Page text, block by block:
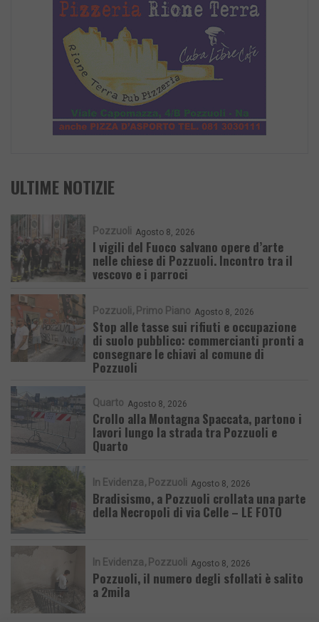
ULTIME NOTIZIE
Pozzuoli Agosto 8, 2026
I vigili del Fuoco salvano opere d’arte
nelle chiese di Pozzuoli. Incontro tra il
vescovo e i parroci
Pozzuoli Primo Piano Agosto 8, 2026
Stop alle tasse sui rifiuti e occupazione
di suolo pubblico: commercianti pronti a
consegnare le chiavi al comune di
Pozzuoli
Quarto Agosto 8, 2026
Crollo alla Montagna Spaccata, partono i
lavori lungo la strada tra Pozzuoli e
Quarto
In Evidenza Pozzuoli Agosto 8, 2026
Bradisismo, a Pozzuoli crollata una parte
della Necropoli di via Celle – LE FOTO
In Evidenza Pozzuoli Agosto 8, 2026
Pozzuoli, il numero degli sfollati è salito
a 2mila